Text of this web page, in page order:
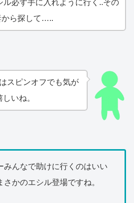
ル必ず手に入れように行く..その
から探して…..
スピンオフでも気が
いね。
んなで助けに行くのはいい
かのエシル登場ですね。